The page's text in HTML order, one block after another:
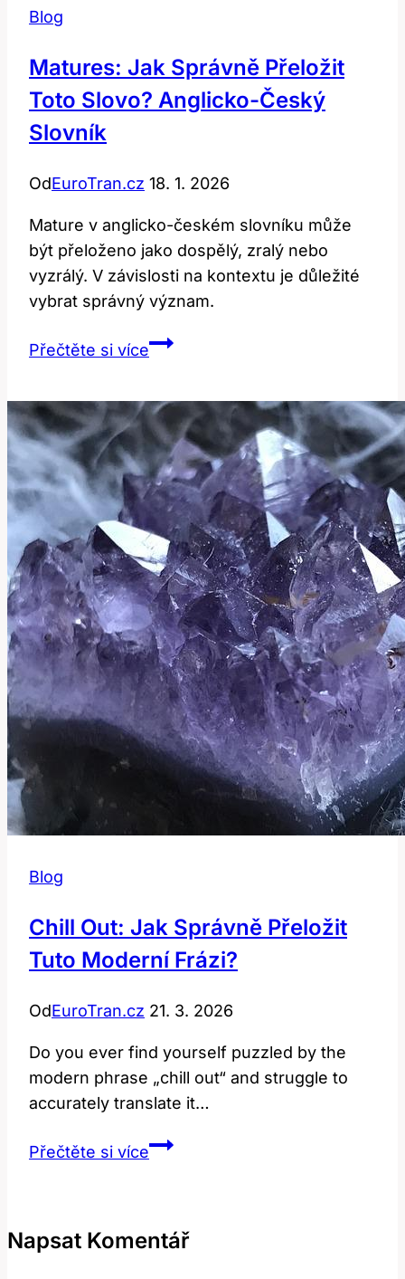
Blog
Matures: Jak Správně Přeložit
Toto Slovo? Anglicko-Český
Slovník
OdEuroTran.cz 18. 1. 2026
Mature v anglicko-českém slovníku může
být přeloženo jako dospělý, zralý nebo
vyzrálý. V závislosti na kontextu je důležité
vybrat správný význam.
Přečtěte si víceMatures:
Přeložit
Toto
Slovo?
Anglicko-
Český
Slovník
Blog
Chill Out: Jak Správně Přeložit
Tuto Moderní Frázi?
OdEuroTran.cz 21. 3. 2026
Do you ever find yourself puzzled by the
modern phrase „chill out“ and struggle to
accurately translate it…
Přečtěte si víceChill
Přeložit
Napsat Komentář